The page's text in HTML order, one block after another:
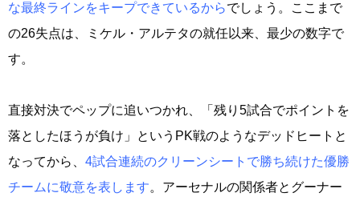
な最終ラインをキープできているからでしょう。ここまで
の26失点は、ミケル・アルテタの就任以来、最少の数字で
す。
直接対決でペップに追いつかれ、「残り5試合でポイントを
落としたほうが負け」というPK戦のようなデッドヒートと
なってから、 4試合連続のクリーンシートで勝ち続けた優勝
チームに敬意を表します。アーセナルの関係者とグーナー